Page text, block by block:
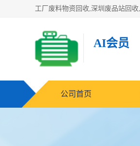
AI会员
公司首页